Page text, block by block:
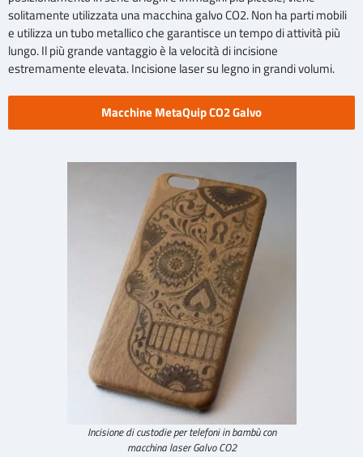
solitamente utilizzata una macchina galvo CO2. Non ha parti mobili
e utilizza un tubo metallico che garantisce un tempo di attività più
lungo. Il più grande vantaggio è la velocità di incisione
estremamente elevata. Incisione laser su legno in grandi volumi.
Macchine MetaQuip CO2 Galvo
Incisione di custodie per telefoni in bambù con
macchina laser Galvo CO2